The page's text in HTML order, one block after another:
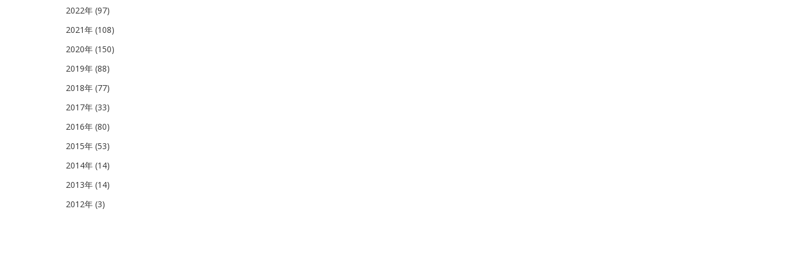
2022年 (97)
2021年 (108)
2020年 (150)
2019年 (88)
2018年 (77)
2017年 (33)
2016年 (80)
2015年 (53)
2014年 (14)
2013年 (14)
2012年 (3)